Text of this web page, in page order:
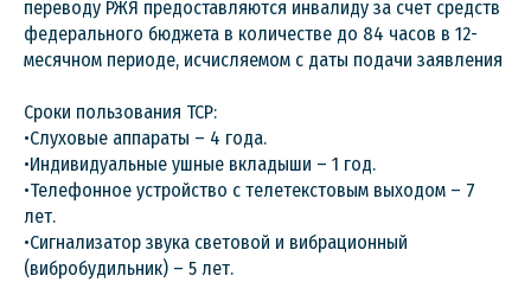
переводу РЖЯ предоставляются инвалиду за счет средств
федерального бюджета в количестве до 84 часов в 12-
месячном периоде, исчисляемом с даты подачи заявления
Сроки пользования ТСР:
•Слуховые аппараты – 4 года.
•Индивидуальные ушные вкладыши – 1 год.
•Телефонное устройство с телетекстовым выходом – 7
лет.
•Сигнализатор звука световой и вибрационный
(вибробудильник) – 5 лет.